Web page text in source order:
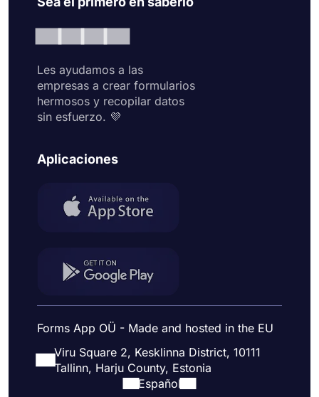
Les ayudamos a las
empresas a crear formularios
hermosos y recopilar datos
sin esfuerzo. 💜
Aplicaciones
Forms App OÜ - Made and hosted in the EU
Viru Square 2, Kesklinna District, 10111
Tallinn, Harju County, Estonia
Español